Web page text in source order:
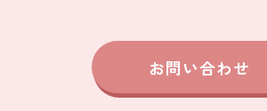
お問い合わせ